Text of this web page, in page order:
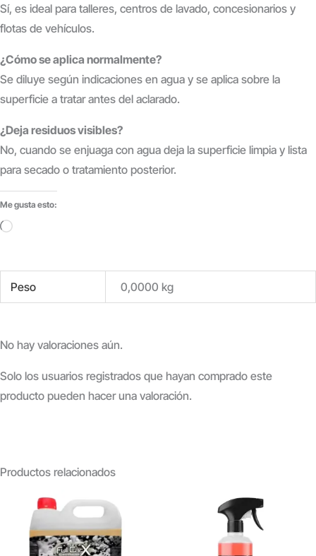
Sí, es ideal para talleres, centros de lavado, concesionarios y
flotas de vehículos.
¿Cómo se aplica normalmente?
Se diluye según indicaciones en agua y se aplica sobre la
superficie a tratar antes del aclarado.
¿Deja residuos visibles?
No, cuando se enjuaga con agua deja la superficie limpia y lista
para secado o tratamiento posterior.
Me gusta esto:
Cargando...
Peso 0,0000 kg
No hay valoraciones aún.
Solo los usuarios registrados que hayan comprado este
producto pueden hacer una valoración.
Productos relacionados